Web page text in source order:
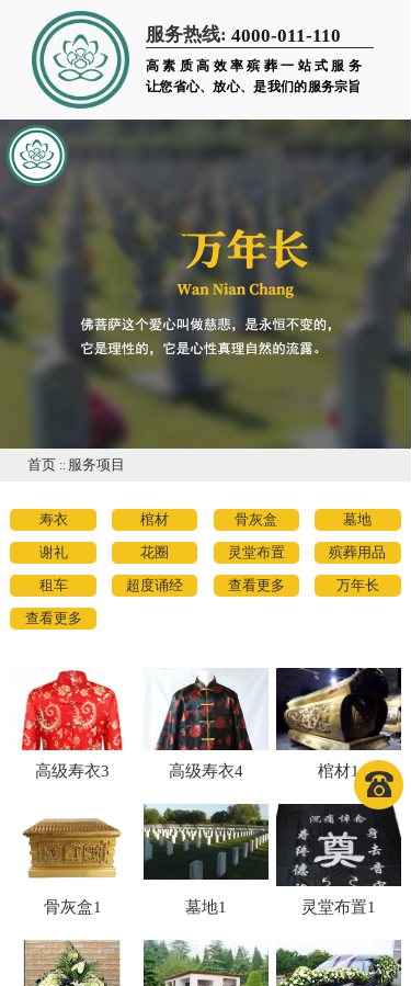
服务热线: 4000-011-110
高素质高效率殡葬一站式服务
让您省心、放心、是我们的服务宗旨
首页 :: 服务项目
寿衣 棺材 骨灰盒 墓地
谢礼 花圈 灵堂布置 殡葬用品
租车 超度诵经 查看更多 万年长
查看更多
高级寿衣3 高级寿衣4 棺材1
骨灰盒1 墓地1 灵堂布置1